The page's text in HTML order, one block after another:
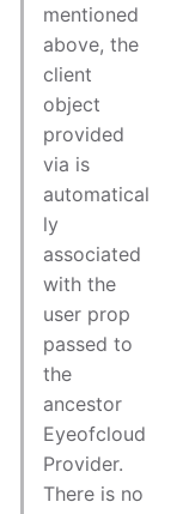
mentioned
above, the
client
object
provided
via is
automatical
ly
associated
with the
user prop
passed to
the
ancestor
Eyeofcloud
Provider.
There is no